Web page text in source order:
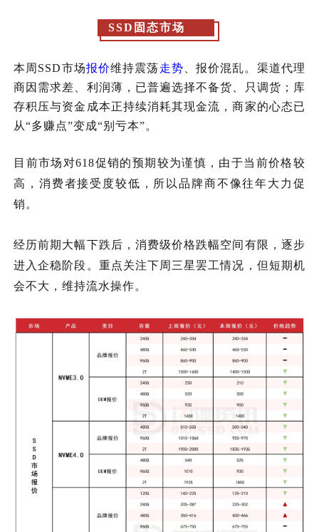
SSD固态市场
本周 SSD市场报价维持震荡走势 报价混乱。渠道代理
商因需求差、利润薄，已普遍选择不备货、只调货；库
存积压与资金成本正持续消耗其现金流，商家的心态已
从“多赚点”变成“别亏本”。
目前市场对618促销的预期较为谨慎，由于当前价格较
高，消费者接受度较低 ，所以品牌商不像往年大力促
销。
经历前期大幅下跌后，消费级价格跌幅空间有限，逐步
进入企稳阶段。重点关注下周三星罢工情况，但短期机
会不大 ，维持流水操作。